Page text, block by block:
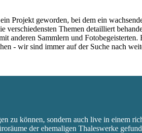
Projekt geworden, bei dem ein
Themen detailliert
anderen Sammlern und
- wir sind immer auf der Suche nach
zu können, sondern auch live in einem
der ehemaligen Thaleswerke